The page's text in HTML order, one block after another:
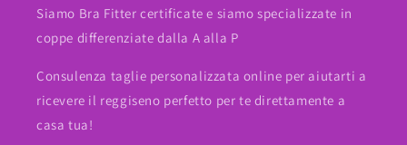
Siamo Bra Fitter certificate e siamo specializzate in
coppe differenziate dalla A alla P
Consulenza taglie personalizzata online per aiutarti a
ricevere il reggiseno perfetto per te direttamente a
casa tua!